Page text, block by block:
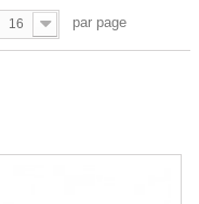
16 par page